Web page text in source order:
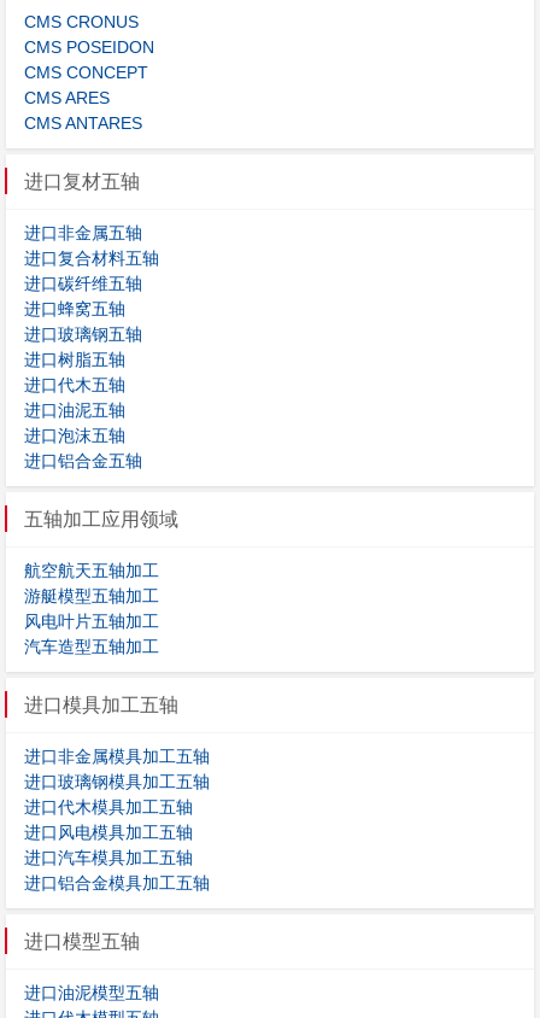
CMS CRONUS
CMS POSEIDON
CMS CONCEPT
CMS ARES
CMS ANTARES
进口复材五轴
进口非金属五轴
进口复合材料五轴
进口碳纤维五轴
进口蜂窝五轴
进口玻璃钢五轴
进口树脂五轴
进口代木五轴
进口油泥五轴
进口泡沫五轴
进口铝合金五轴
五轴加工应用领域
航空航天五轴加工
游艇模型五轴加工
风电叶片五轴加工
汽车造型五轴加工
进口模具加工五轴
进口非金属模具加工五轴
进口玻璃钢模具加工五轴
进口代木模具加工五轴
进口风电模具加工五轴
进口汽车模具加工五轴
进口铝合金模具加工五轴
进口模型五轴
进口油泥模型五轴